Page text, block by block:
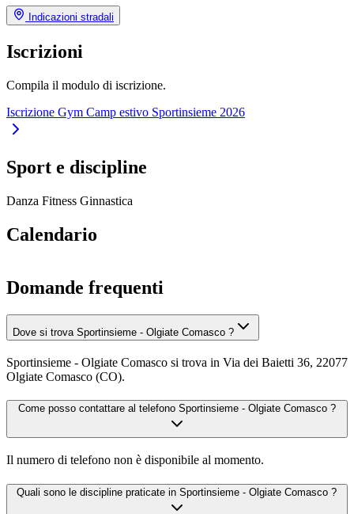
Indicazioni stradali
Iscrizioni
Compila il modulo di iscrizione.
Iscrizione Gym Camp estivo Sportinsieme 2026
Sport e discipline
Danza Fitness Ginnastica
Calendario
Domande frequenti
Dove si trova Sportinsieme - Olgiate Comasco ?
Sportinsieme - Olgiate Comasco si trova in Via dei Baietti 36, 22077
Olgiate Comasco (CO).
Come posso contattare al telefono Sportinsieme - Olgiate Comasco ?
Il numero di telefono non è disponibile al momento.
Quali sono le discipline praticate in Sportinsieme - Olgiate Comasco ?